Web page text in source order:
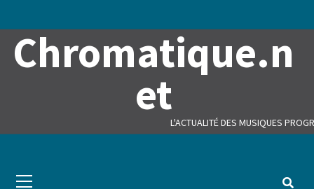
Chromatique.n
et
L'ACTUALITÉ DES MUSIQUES
Menu